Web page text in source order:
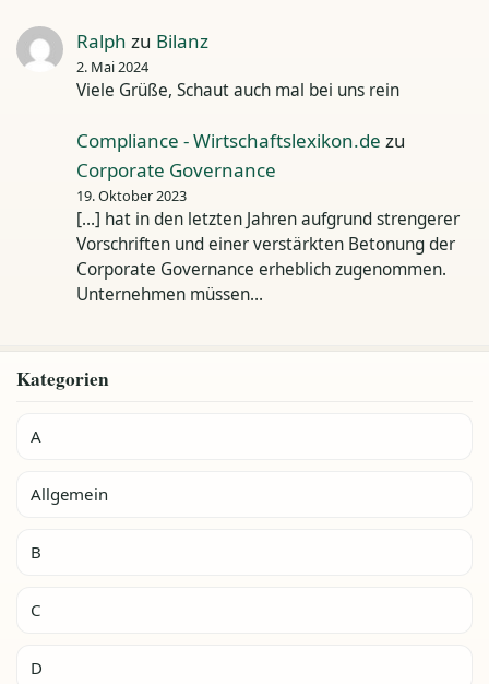
Ralph zu Bilanz
2. Mai 2024
Viele Grüße, Schaut auch mal bei uns rein
Compliance - Wirtschaftslexikon.de zu
Corporate Governance
19. Oktober 2023
[…] hat in den letzten Jahren aufgrund strengerer
Vorschriften und einer verstärkten Betonung der
Corporate Governance erheblich zugenommen.
Unternehmen müssen…
Kategorien
A
Allgemein
B
C
D